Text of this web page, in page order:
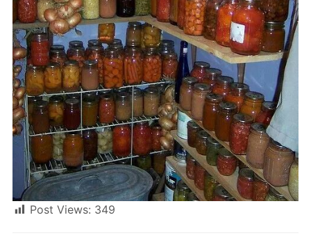
Post Views: 349